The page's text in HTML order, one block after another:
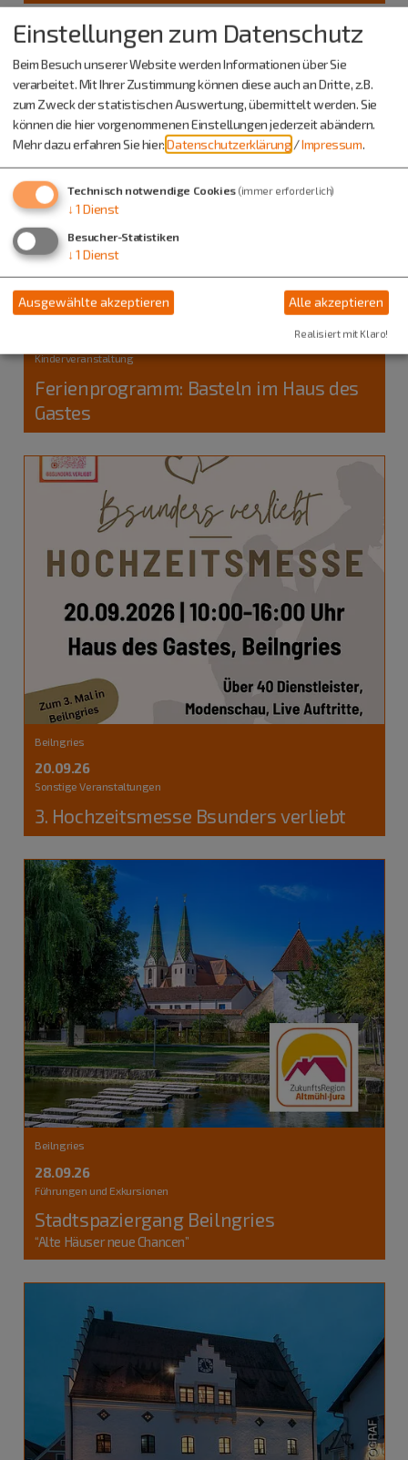
Beilngries
Kinderveranstaltung
Ferienprogramm: Basteln im Haus des
Gastes
Beilngries
20.09.26
Sonstige Veranstaltungen
3. Hochzeitsmesse Bsunders verliebt
Beilngries
28.09.26
Führungen und Exkursionen
Stadtspaziergang Beilngries
“Alte Häuser neue Chancen”
Einstellungen zum Datenschutz
Beim Besuch unserer Website werden Informationen über Sie
verarbeitet. Mit Ihrer Zustimmung können diese auch an Dritte, z.B.
zum Zweck der statistischen Auswertung, übermittelt werden. Sie
können die hier vorgenommenen Einstellungen jederzeit abändern.
Mehr dazu erfahren Sie hier:Datenschutzerklärung /Impressum.
Technisch notwendige Cookies (immer erforderlich)
↓ 1 Dienst
Besucher-Statistiken
↓ 1 Dienst
Ausgewählte akzeptieren Alle akzeptieren
Realisiert mit Klaro!